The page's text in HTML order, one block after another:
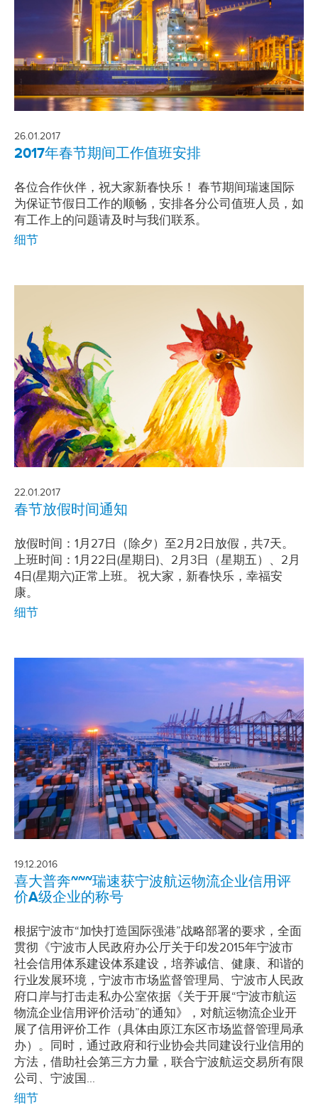
26.01.2017
2017年春节期间工作值班安排
各位合作伙伴，祝大家新春快乐！ 春节期间瑞速国际
为保证节假日工作的顺畅，安排各分公司值班人员，如
有工作上的问题请及时与我们联系。
细节
22.01.2017
春节放假时间通知
放假时间：1月27日（除夕）至2月2日放假，共7天。
上班时间：1月22日(星期日)、2月3日（星期五）、2月
4日(星期六)正常上班。 祝大家，新春快乐，幸福安
康。
细节
19.12.2016
喜大普奔~~~瑞速获宁波航运物流企业信用评
价A级企业的称号
根据宁波市“加快打造国际强港”战略部署的要求，全面
贯彻《宁波市人民政府办公厅关于印发2015年宁波市
社会信用体系建设体系建设，培养诚信、健康、和谐的
行业发展环境，宁波市市场监督管理局、宁波市人民政
府口岸与打击走私办公室依据《关于开展“宁波市航运
物流企业信用评价活动”的通知》，对航运物流企业开
展了信用评价工作（具体由原江东区市场监督管理局承
办）。同时，通过政府和行业协会共同建设行业信用的
方法，借助社会第三方力量，联合宁波航运交易所有限
公司、宁波国...
细节